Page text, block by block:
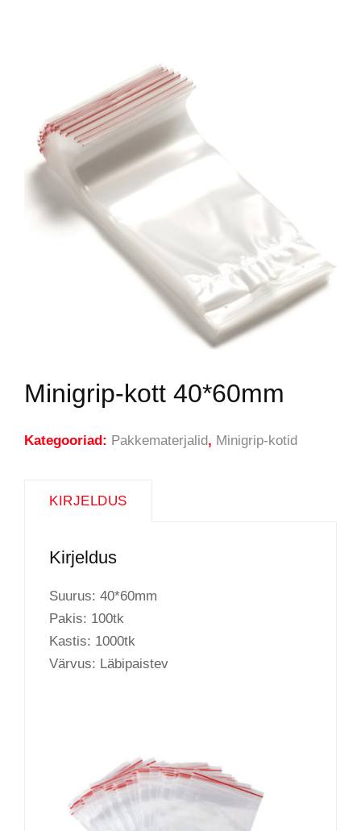
Minigrip-kott 40*60mm
Kategooriad: Pakkematerjalid, Minigrip-kotid
KIRJELDUS
Kirjeldus
Suurus: 40*60mm
Pakis: 100tk
Kastis: 1000tk
Värvus: Läbipaistev